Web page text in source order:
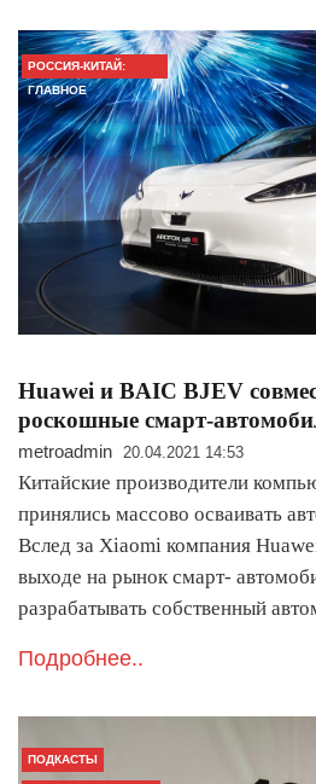
РОССИЯ-КИТАЙ:
ГЛАВНОЕ
Huawei и BAIC BJEV
роскошные смарт-
metroadmin 20.04.2021 14:53
Китайские производители
принялись массово осваивать
Вслед за Xiaomi компания
выходе на рынок смарт-
разрабатывать собственный
Подробнее..
ПОДКАСТЫ